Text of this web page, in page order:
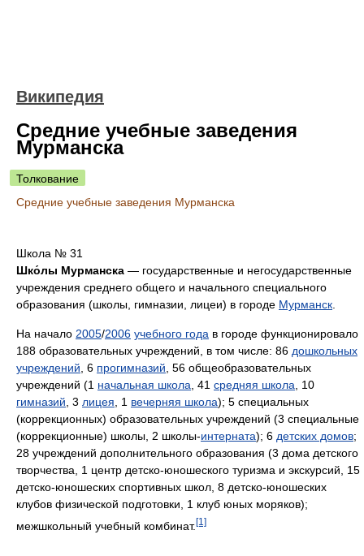
Википедия
Средние учебные заведения
Мурманска
Толкование
Средние учебные заведения Мурманска
Школа № 31
Шко́лы Мурманска — государственные и негосударственные
учреждения среднего общего и начального специального
образования (школы, гимназии, лицеи) в городе Мурманск
На начало 2005/2006 учебного года в городе функционировало
188 образовательных учреждений, в том числе: 86 дошкольных
учреждений , 6 прогимназий , 56 общеобразовательных
учреждений (1 начальная школа , 41 средняя школа , 10
гимназий , 3 лицея , 1 вечерняя школа); 5 специальных
(коррекционных) образовательных учреждений (3 специальные
(коррекционные) школы, 2 школы-интерната); 6 детских домов;
28 учреждений дополнительного образования (3 дома детского
творчества, 1 центр детско-юношеского туризма и экскурсий, 15
детско-юношеских спортивных школ, 8 детско-юношеских
клубов физической подготовки, 1 клуб юных моряков);
межшкольный учебный комбинат.[1]